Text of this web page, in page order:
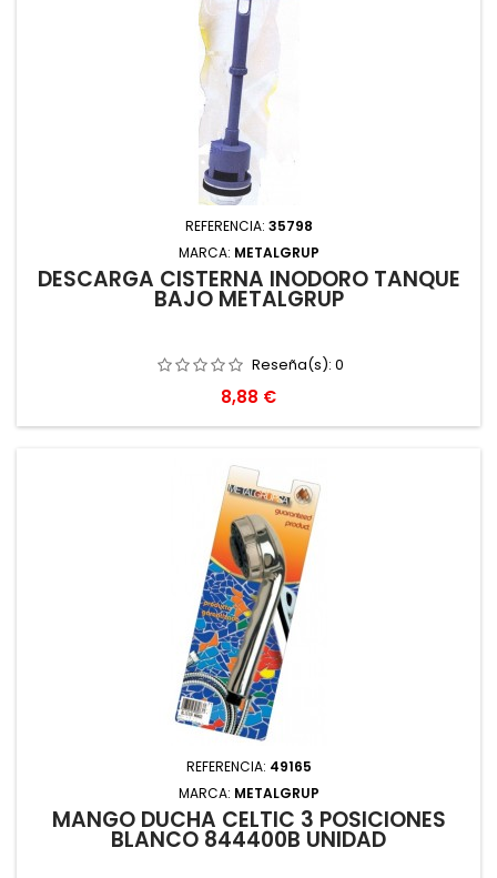
REFERENCIA: 35798
MARCA: METALGRUP
DESCARGA CISTERNA INODORO TANQUE
BAJO METALGRUP
Reseña(s): 0
Precio
8,88 €
REFERENCIA: 49165
MARCA: METALGRUP
MANGO DUCHA CELTIC 3 POSICIONES
BLANCO 844400B UNIDAD